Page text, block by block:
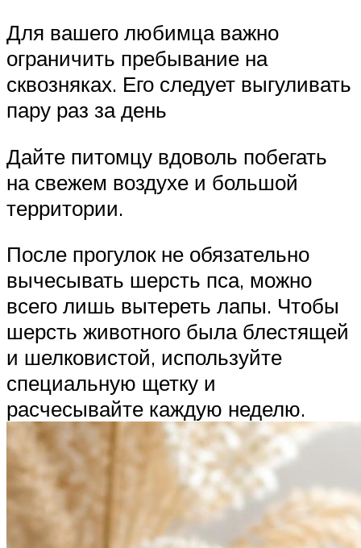
Для вашего любимца важно
ограничить пребывание на
сквозняках. Его следует выгуливать
пару раз за день
Дайте питомцу вдоволь побегать
на свежем воздухе и большой
территории.
После прогулок не обязательно
вычесывать шерсть пса, можно
всего лишь вытереть лапы. Чтобы
шерсть животного была блестящей
и шелковистой, используйте
специальную щетку и
расчесывайте каждую неделю.